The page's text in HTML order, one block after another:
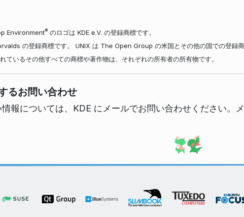
Environment®のロゴは KDE e.V. の登録商標です。
の登録商標です。 UNIX は The Open Group の米国とその他の国での登録商
ているその他すべての商標や著作物は、それぞれの所有者の所有物です。
るお問い合わせ
報については、KDE にメールでお問い合わせください。